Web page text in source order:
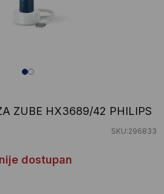
ZUBE HX3689/42 PHILIPS
SKU:296833
dostupan